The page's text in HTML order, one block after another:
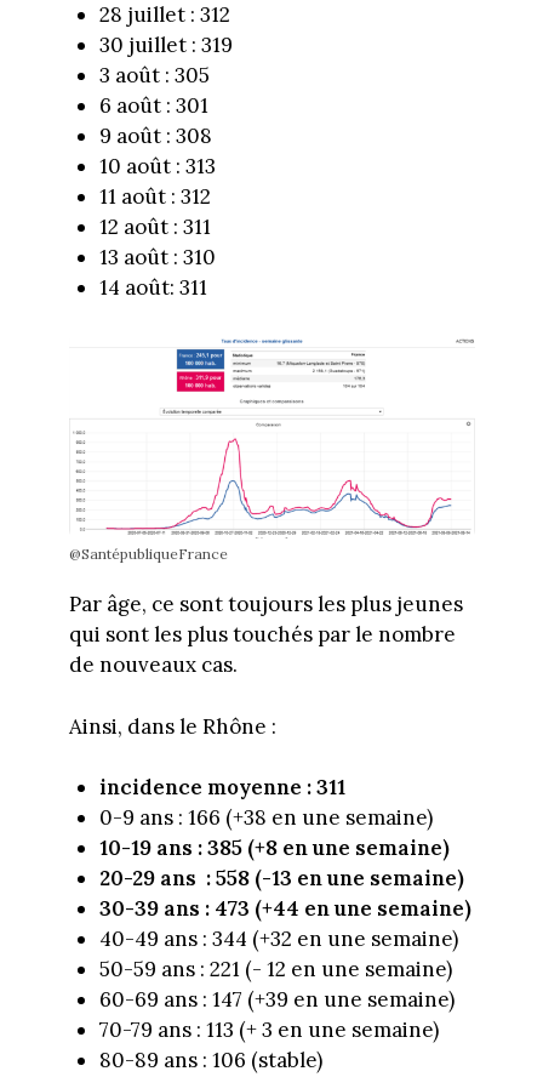
28 juillet : 312
30 juillet : 319
3 août : 305
6 août : 301
9 août : 308
10 août : 313
11 août : 312
12 août : 311
13 août : 310
14 août: 311
@SantépubliqueFrance
Par âge, ce sont toujours les plus jeunes
qui sont les plus touchés par le nombre
de nouveaux cas.
Ainsi, dans le Rhône :
incidence moyenne : 311
0-9 ans : 166 (+38 en une semaine)
10-19 ans : 385 (+8 en une semaine)
20-29 ans : 558 (-13 en une semaine)
30-39 ans : 473 (+44 en une semaine)
40-49 ans : 344 (+32 en une semaine)
50-59 ans : 221 (- 12 en une semaine)
60-69 ans : 147 (+39 en une semaine)
70-79 ans : 113 (+ 3 en une semaine)
80-89 ans : 106 (stable)